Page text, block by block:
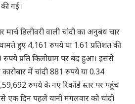
गई।
डिलीवरी वाली चांदी का अनुबंध चार
हुए 4,161 रुपये या 1.61 प्रतिशत की
प्रति किलोग्राम पर बंद हुआ। इससे
में चांदी 881 रुपये या 0.34
रुपये के नए रिकॉर्ड स्तर पर पहुंच
एक दिन पहले यानी मंगलवार को चांदी